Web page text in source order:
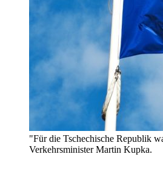
"Für die Tschechische Republik
Verkehrsminister Martin Kupka.